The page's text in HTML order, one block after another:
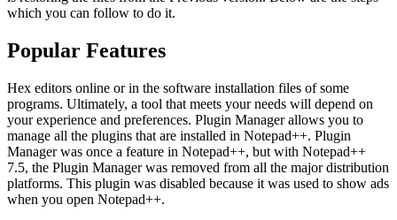
which you can follow to do it.
Popular Features
Hex editors online or in the software installation files of some
programs. Ultimately, a tool that meets your needs will depend on
your experience and preferences. Plugin Manager allows you to
manage all the plugins that are installed in Notepad++. Plugin
Manager was once a feature in Notepad++, but with Notepad++
7.5, the Plugin Manager was removed from all the major distribution
platforms. This plugin was disabled because it was used to show ads
when you open Notepad++.